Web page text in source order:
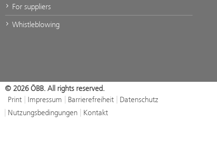
For suppliers
Whistleblowing
© 2026 ÖBB. All rights reserved.
Print
Impressum Barrierefreiheit
Datenschutz
Nutzungsbedingungen
Kontakt